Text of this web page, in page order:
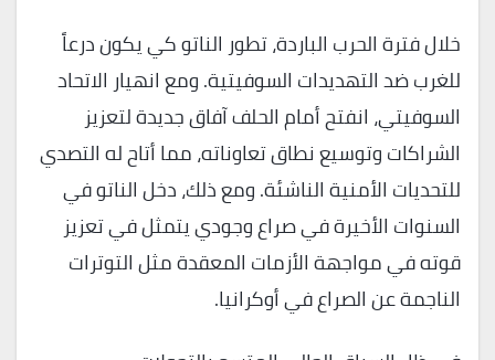
خلال فترة الحرب الباردة، تطور الناتو كي يكون درعاً
للغرب ضد التهديدات السوفيتية. ومع انهيار الاتحاد
السوفيتي، انفتح أمام الحلف آفاق جديدة لتعزيز
الشراكات وتوسيع نطاق تعاوناته، مما أتاح له التصدي
للتحديات الأمنية الناشئة. ومع ذلك، دخل الناتو في
السنوات الأخيرة في صراع وجودي يتمثل في تعزيز
قوته في مواجهة الأزمات المعقدة مثل التوترات
الناجمة عن الصراع في أوكرانيا.